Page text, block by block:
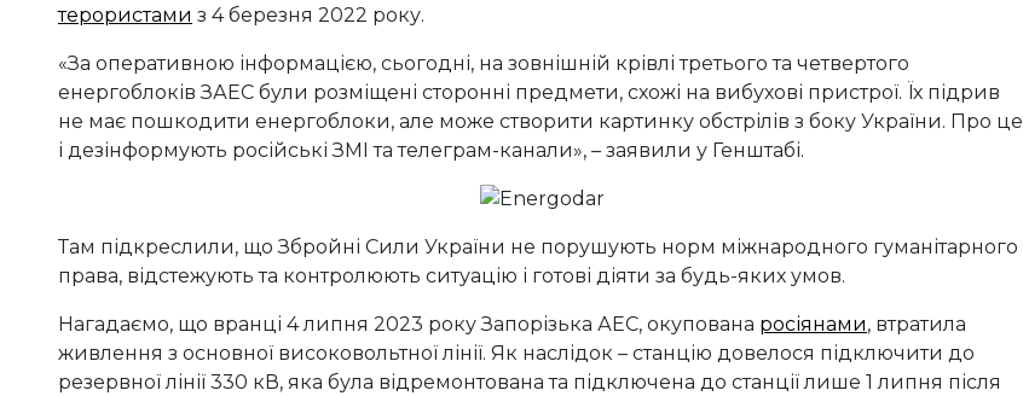
терористами з 4 березня 2022 року.
«За оперативною інформацією, сьогодні, на зовнішній крівлі третього та четвертого
енергоблоків ЗАЕС були розміщені сторонні предмети, схожі на вибухові пристрої. Їх підрив
не має пошкодити енергоблоки, але може створити картинку обстрілів з боку України. Про це
і дезінформують російські ЗМІ та телеграм-канали», – заявили у Генштабі.
Там підкреслили, що Збройні Сили України не порушують норм міжнародного гуманітарного
права, відстежують та контролюють ситуацію і готові діяти за будь-яких умов.
Нагадаємо, що вранці 4 липня 2023 року Запорізька АЕС, окупована росіянами, втратила
живлення з основної високовольтної лінії. Як наслідок – станцію довелося підключити до
резервної лінії 330 кВ, яка була відремонтована та підключена до станції лише 1 липня після